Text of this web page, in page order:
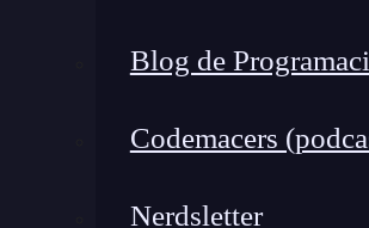
Blog de
Codemacers
Nerdsletter
estructuración de lasbases de
Debes tener en cuenta que